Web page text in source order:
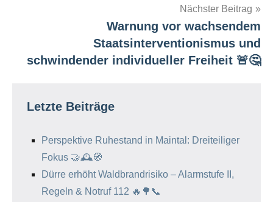
Nächster Beitrag
Warnung vor wachsendem
Staatsinterventionismus und
schwindender individueller Freiheit 🚨🤔
Letzte Beiträge
Perspektive Ruhestand in Maintal: Dreiteiliger
Fokus 🤝🕰️🧭
Dürre erhöht Waldbrandrisiko – Alarmstufe II,
Regeln & Notruf 112 🔥🌳📞